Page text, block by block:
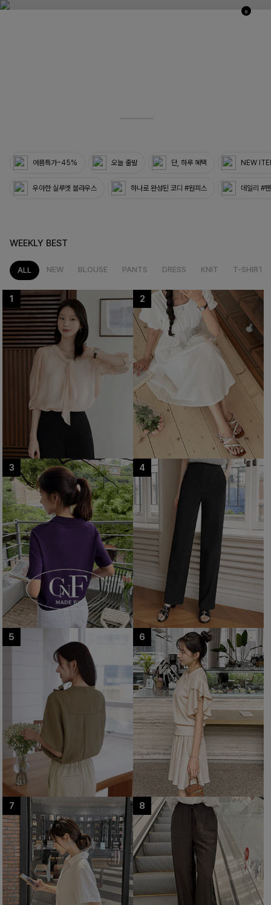
0
여름특가~45% 오늘 출발 단, 하루 혜택 NEW
우아한 실루엣 블라우스 하나로 완성된 코디 #원피스 데일리 #
WEEKLY BEST
ALL NEW BLOUSE PANTS DRESS KNIT T-SHIRT